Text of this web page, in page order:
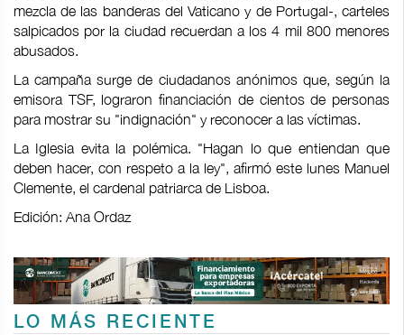
mezcla de las banderas del Vaticano y de Portugal-, carteles
salpicados por la ciudad recuerdan a los 4 mil 800 menores
abusados.
La campaña surge de ciudadanos anónimos que, según la
emisora TSF, lograron financiación de cientos de personas
para mostrar su "indignación" y reconocer a las víctimas.
La Iglesia evita la polémica. "Hagan lo que entiendan que
deben hacer, con respeto a la ley", afirmó este lunes Manuel
Clemente, el cardenal patriarca de Lisboa.
Edición: Ana Ordaz
LO MÁS RECIENTE